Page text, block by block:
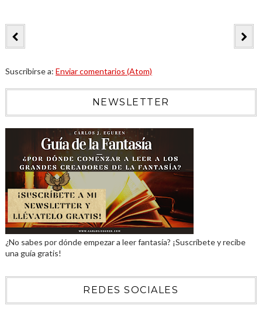
Suscribirse a: Enviar comentarios (Atom)
NEWSLETTER
¿No sabes por dónde empezar a leer fantasía? ¡Suscríbete y recibe
una guía gratis!
REDES SOCIALES